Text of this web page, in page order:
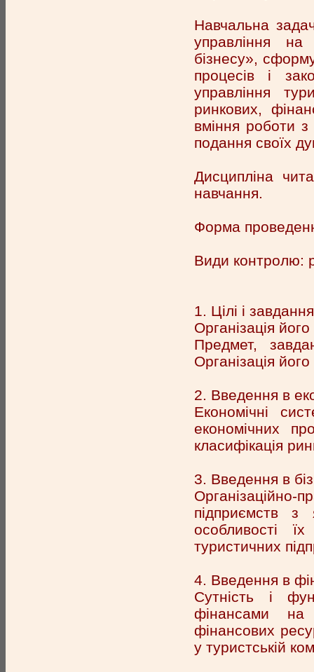
Навчальна
управління на
бізнесу»,
процесів і
управління
ринкових,
вміння роботи
подання своїх
Дисципліна
навчання.
Форма
Види контролю:
1. Цілі і
Організація
Предмет,
Організація
2. Введення в
Економічні
економічних
класифікація
3. Введення в
підприємств з
особливості
туристичних
4. Введення в
Сутність і
фінансами на
фінансових
у туристській